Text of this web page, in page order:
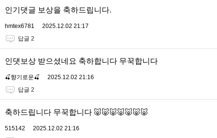
인기댓글 보상을 축하드립니다.
hmtex6781
2025.12.02 21:17
답글 2
인댓보상 받으셨네요 축하합니다 무꾹합니다
🍒향기로운🍒
2025.12.02 21:16
답글 2
축하드립니다 무꾹합니다 🐷🐷🐷🐷🐷🐷🐷
515142
2025.12.02 21:16